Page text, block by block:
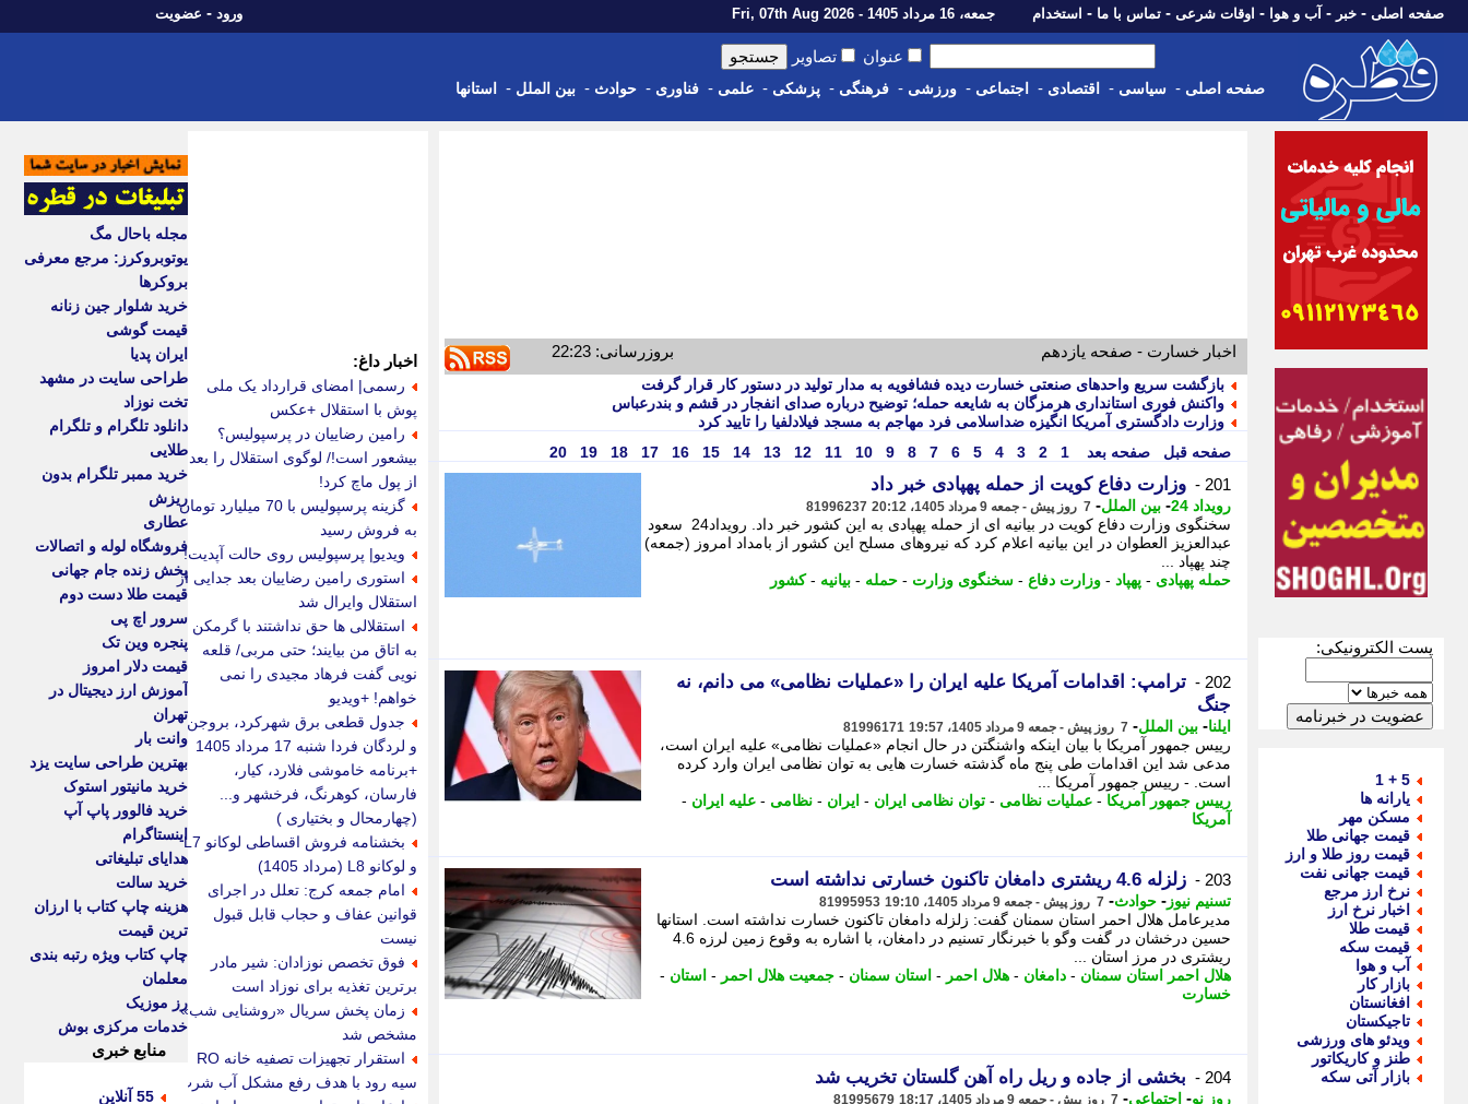
صفحه اصلی - خبر - آب و هوا - اوقات شرعی - تماس با ما - استخدام جمعه، 16 مرداد 1405 - Fri, 07th Aug 2026 ورود - عضویت
عنوان تصاویر
صفحه اصلی - سیاسی - اقتصادی - اجتماعی - ورزشی - فرهنگی - پزشکی - علمی - فناوری - حوادث - بین الملل - استانها
پست الکترونیکی:
5 + 1
یارانه ها
مسکن مهر
قیمت جهانی طلا
قیمت روز طلا و ارز
قیمت جهانی نفت
نرخ ارز مرجع
اخبار نرخ ارز
قیمت طلا
قیمت سکه
آب و هوا
بازار کار
افغانستان
تاجیکستان
ویدئو های ورزشی
طنز و کاریکاتور
بازار آتی سکه
اخبار خسارت - صفحه یازدهم بروزرسانی: 22:23
بازگشت سریع واحدهای صنعتی خسارت دیده فشافویه به مدار تولید در دستور کار قرار گرفت
واکنش فوری استانداری هرمزگان به شایعه حمله؛ توضیح درباره صدای انفجار در قشم و بندرعباس
وزارت دادگستری آمریکا انگیزه ضداسلامی فرد مهاجم به مسجد فیلادلفیا را تایید کرد
صفحه قبل
صفحه بعد 1
2
3
4
5
6
7
8
9
10
11
12
13
14
15
16
17
18
19
20
201 - وزارت دفاع کویت از حمله پهپادی خبر داد
رویداد 24 - بین الملل- 7 روز پیش - جمعه 9 مرداد 1405، 20:12 81996237
سخنگوی وزارت دفاع کویت در بیانیه ای از حمله پهپادی به این کشور خبر داد. رویداد24 سعود
عبدالعزیز العطوان در این بیانیه اعلام کرد که نیروهای مسلح این کشور از بامداد امروز (جمعه)
چند پهپاد ...
حمله پهپادی - پهپاد - وزارت دفاع - سخنگوی وزارت - حمله - بیانیه -کشور
202 -
ترامپ: اقدامات آمریکا علیه ایران را «عملیات نظامی» می دانم، نه
جنگ
ایلنا- بین الملل- 7 روز پیش - جمعه 9 مرداد 1405، 19:57 81996171
رییس جمهور آمریکا با بیان اینکه واشنگتن در حال انجام «عملیات نظامی» علیه ایران است،
مدعی شد این اقدامات طی پنج ماه گذشته خسارت هایی به توان نظامی ایران وارد کرده
است. - رییس جمهور آمریکا ...
رییس جمهور آمریکا - عملیات نظامی - توان نظامی ایران - ایران - نظامی - علیه ایران -
آمریکا
203 - زلزله 4.6 ریشتری دامغان تاکنون خسارتی نداشته است
تسنیم نیوز - حوادث- 7 روز پیش - جمعه 9 مرداد 1405، 19:10 81995953
مدیرعامل هلال احمر استان سمنان گفت: زلزله دامغان تاکنون خسارت نداشته است. استانها
حسین درخشان در گفت وگو با خبرنگار تسنیم در دامغان، با اشاره به وقوع زمین لرزه 4.6
ریشتری در مرز استان ...
هلال احمر استان سمنان - دامغان - هلال احمر - استان سمنان - جمعیت هلال احمر - استان -
خسارت
204 - بخشی از جاده و ریل راه آهن گلستان تخریب شد
روز نو- اجتماعی- 7 روز پیش - جمعه 9 مرداد 1405، 18:17 81995679
اخبار داغ:
رسمی| امضای قرارداد یک ملی
پوش با استقلال +عکس
رامین رضاییان در پرسپولیس؟
بیشعور است!/ لوگوی استقلال را بعد
از پول ماچ کرد!
گزینه پرسپولیس با 70 میلیارد تومان
به فروش رسید
ویدیو| پرسپولیس روی حالت آپدیت!
استوری رامین رضاییان بعد جدایی از
استقلال وایرال شد
استقلالی ها حق نداشتند با گرمکن
به اتاق من بیایند؛ حتی مربی/ قلعه
نویی گفت فرهاد مجیدی را نمی
خواهم! +ویدیو
جدول قطعی برق شهرکرد، بروجن
و لردگان فردا شنبه 17 مرداد 1405
+برنامه خاموشی فلارد، کیار،
فارسان، کوهرنگ، فرخشهر و...
(چهارمحال و بختیاری )
بخشنامه فروش اقساطی لوکانو L7
و لوکانو L8 (مرداد 1405)
امام جمعه کرج: تعلل در اجرای
قوانین عفاف و حجاب قابل قبول
نیست
فوق تخصص نوزادان: شیر مادر
برترین تغذیه برای نوزاد است
زمان پخش سریال «روشنایی شب»
مشخص شد
استقرار تجهیزات تصفیه خانه RO
سیه رود با هدف رفع مشکل آب شرب
مجله باحال مگ
یوتوبروکرز: مرجع معرفی
بروکرها
خرید شلوار جین زنانه
قیمت گوشی
ایران پدیا
طراحی سایت در مشهد
تخت نوزاد
دانلود تلگرام و تلگرام
طلایی
خرید ممبر تلگرام بدون
ریزش
عطاری
فروشگاه لوله و اتصالات
پخش زنده جام جهانی
قیمت طلا دست دوم
سرور اچ پی
پنجره وین تک
قیمت دلار امروز
آموزش ارز دیجیتال در
تهران
وانت بار
بهترین طراحی سایت یزد
خرید مانیتور استوک
خرید فالوور پاپ آپ
اینستاگرام
هدایای تبلیغاتی
خرید سالت
هزینه چاپ کتاب با ارزان
ترین قیمت
چاپ کتاب ویژه رتبه بندی
معلمان
رز موزیک
خدمات مرکزی بوش
منابع خبری
55 آنلاین